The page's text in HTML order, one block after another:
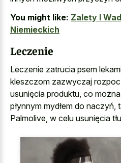
You might like: Zalety I
Niemieckich
Leczenie
Leczenie zatrucia psem
kleszczom zazwyczaj
usunięcia produktu, co
płynnym mydłem do naczyń,
Palmolive, w celu usunięcia